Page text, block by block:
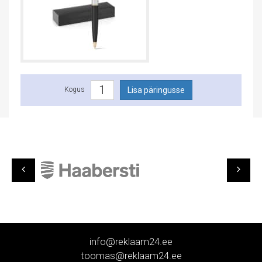
Kogus
info@reklaam24.ee
toomas@reklaam24.ee